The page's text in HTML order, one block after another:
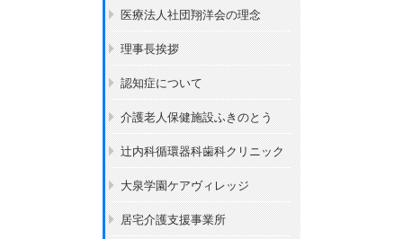
医療法人社団翔洋会の理念
理事長挨拶
認知症について
介護老人保健施設ふきのとう
辻内科循環器科歯科クリニック
大泉学園ケアヴィレッジ
居宅介護支援事業所